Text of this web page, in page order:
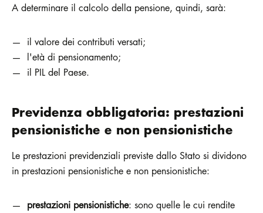
A determinare il calcolo della pensione, quindi, sarà:
il valore dei contributi versati;
l'età di pensionamento;
il PIL del Paese.
Previdenza obbligatoria: prestazioni
pensionistiche e non pensionistiche
Le prestazioni previdenziali previste dallo Stato si dividono
in prestazioni pensionistiche e non pensionistiche:
prestazioni pensionistiche: sono quelle le cui rendite